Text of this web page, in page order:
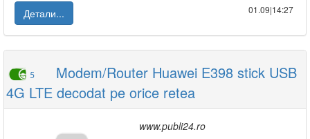
Детали...
01.09|14:27
5
Modem/Router Huawei E398 stick USB
4G LTE decodat pe orice retea
www.publi24.ro